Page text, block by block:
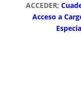
ACCEDER;
Acceso a